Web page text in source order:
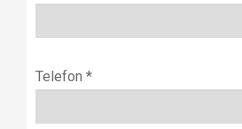
Telefon *